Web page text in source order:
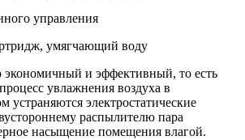
управления
умягчающий воду
экономичный и эффективный, то есть
увлажнения воздуха в
устраняются электростатические
распылителю пара
насыщение помещения влагой.